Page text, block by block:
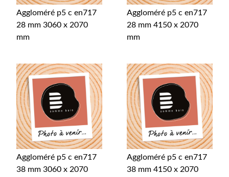
Aggloméré p5 c en717
28 mm 3060 x 2070
mm
Aggloméré p5 c en717
28 mm 4150 x 2070
mm
Aggloméré p5 c en717
38 mm 3060 x 2070
Aggloméré p5 c en717
38 mm 4150 x 2070